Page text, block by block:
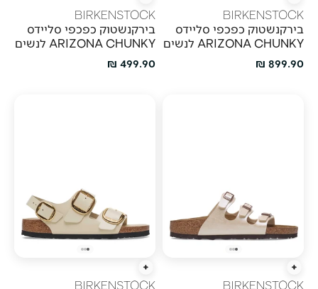
BIRKENSTOCK
בירקנשטוק כפכפי סליידס
ARIZONA CHUNKY לנשים
מחיר מבצע
899.90 ₪
BIRKENSTOCK
בירקנשטוק כפכפי סליידס
ARIZONA CHUNKY לנשים
מחיר מבצע
499.90 ₪
הוספה מהירה
BIRKENSTOCK
הוספה מהירה
BIRKENSTOCK